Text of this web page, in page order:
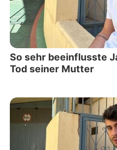
So sehr beeinflusste
Tod seiner Mutter